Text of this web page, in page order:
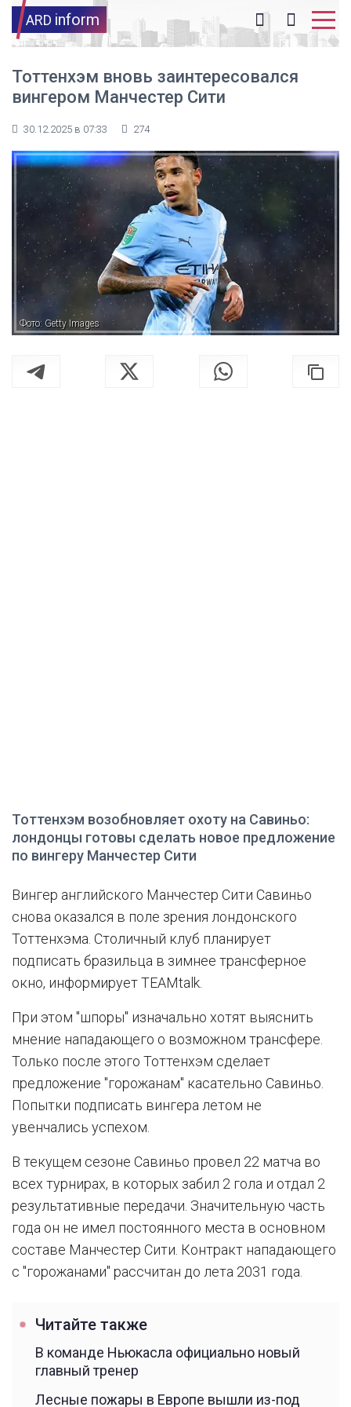
ARD inform
Тоттенхэм вновь заинтересовался
вингером Манчестер Сити
30.12.2025 в 07:33 274
Фото: Getty Images
Тоттенхэм возобновляет охоту на Савиньо:
лондонцы готовы сделать новое предложение
по вингеру Манчестер Сити
Вингер английского Манчестер Сити Савиньо
снова оказался в поле зрения лондонского
Тоттенхэма. Столичный клуб планирует
подписать бразильца в зимнее трансферное
окно, информирует TEAMtalk.
При этом "шпоры" изначально хотят выяснить
мнение нападающего о возможном трансфере.
Только после этого Тоттенхэм сделает
предложение "горожанам" касательно Савиньо.
Попытки подписать вингера летом не
увенчались успехом.
В текущем сезоне Савиньо провел 22 матча во
всех турнирах, в которых забил 2 гола и отдал 2
результативные передачи. Значительную часть
года он не имел постоянного места в основном
составе Манчестер Сити. Контракт нападающего
с "горожанами" рассчитан до лета 2031 года.
Читайте также
В команде Ньюкасла официально новый
главный тренер
Лесные пожары в Европе вышли из-под